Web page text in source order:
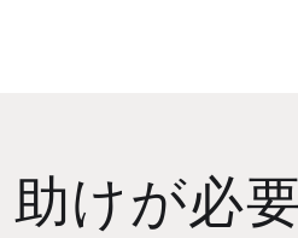
助けが必